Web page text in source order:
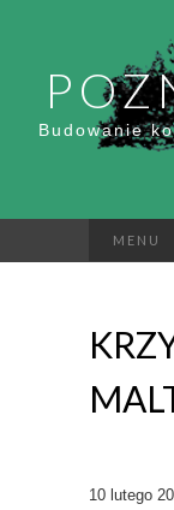
Budowanie
MENU
10 lutego